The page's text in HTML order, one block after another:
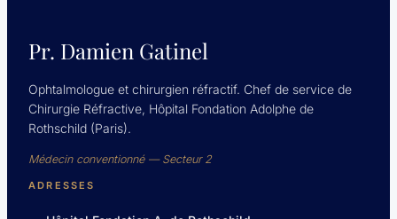
Pr. Damien Gatinel
Ophtalmologue et chirurgien réfractif. Chef de service de
Chirurgie Réfractive, Hôpital Fondation Adolphe de
Rothschild (Paris).
Médecin conventionné — Secteur 2
ADRESSES